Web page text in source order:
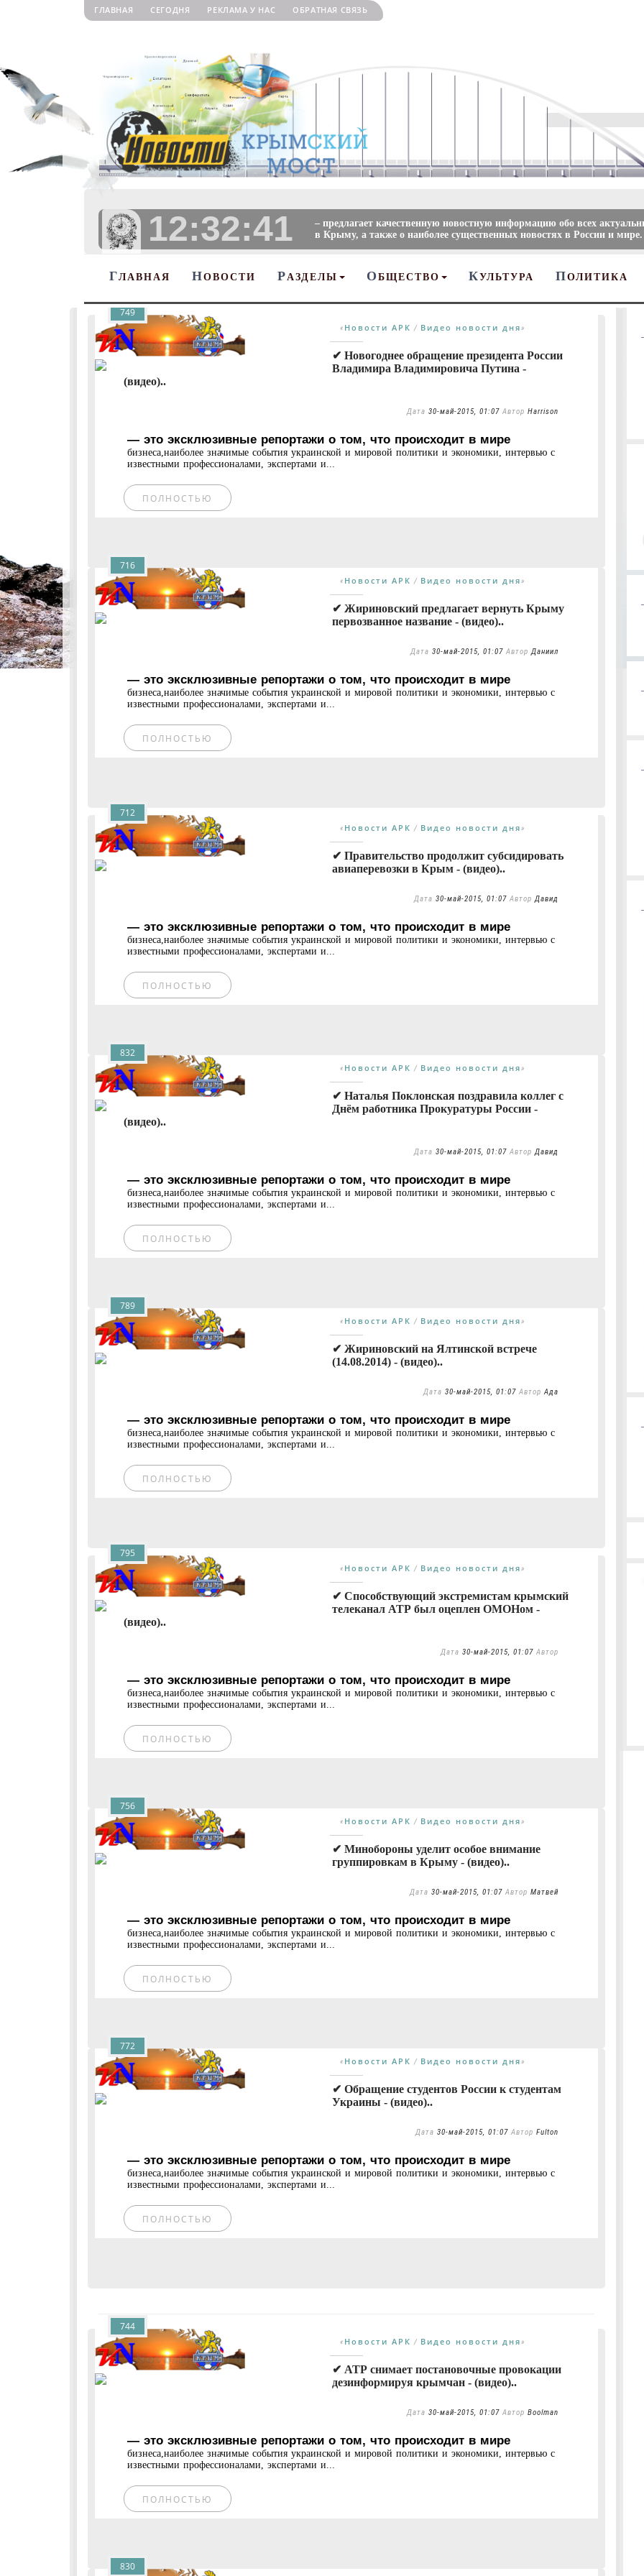
ГЛАВНАЯ СЕГОДНЯ РЕКЛАМА У НАС ОБРАТНАЯ СВЯЗЬ
12:32:42
– предлагает качественную новостную информацию обо всех
в Крыму, а также о наиболее существенных новостях в России и мире.
ГЛАВНАЯ НОВОСТИ Р АЗДЕЛЫ О БЩЕСТВО КУЛЬТУРА ПОЛИТИКА
« Новости АРК / Видео новости дня»
✔ Новогоднее обращение президента России
Владимира Владимировича Путина -
(видео)..
Дата 30-май-2015, 01:07 Автор Harrison
— это эксклюзивные репортажи о том, что происходит в мире
бизнеса,наиболее значимые события украинской и мировой политики и экономики, интервью с
известными профессионалами, экспертами и...
ПОЛНОСТЬЮ
749
« Новости АРК / Видео новости дня»
✔ Жириновский предлагает вернуть Крыму
первозванное название - (видео)..
Дата 30-май-2015, 01:07 АвторДаниил
— это эксклюзивные репортажи о том, что происходит в мире
бизнеса,наиболее значимые события украинской и мировой политики и экономики, интервью с
известными профессионалами, экспертами и...
ПОЛНОСТЬЮ
716
« Новости АРК / Видео новости дня»
✔ Правительство продолжит субсидировать
авиаперевозки в Крым - (видео)..
Дата 30-май-2015, 01:07 АвторДавид
— это эксклюзивные репортажи о том, что происходит в мире
бизнеса,наиболее значимые события украинской и мировой политики и экономики, интервью с
известными профессионалами, экспертами и...
ПОЛНОСТЬЮ
712
« Новости АРК / Видео новости дня»
✔ Наталья Поклонская поздравила коллег с
Днём работника Прокуратуры России -
(видео)..
Дата 30-май-2015, 01:07 АвторДавид
— это эксклюзивные репортажи о том, что происходит в мире
бизнеса,наиболее значимые события украинской и мировой политики и экономики, интервью с
известными профессионалами, экспертами и...
ПОЛНОСТЬЮ
832
« Новости АРК / Видео новости дня»
✔ Жириновский на Ялтинской встрече
(14.08.2014) - (видео)..
Дата 30-май-2015, 01:07 АвторАда
— это эксклюзивные репортажи о том, что происходит в мире
бизнеса,наиболее значимые события украинской и мировой политики и экономики, интервью с
известными профессионалами, экспертами и...
ПОЛНОСТЬЮ
789
« Новости АРК / Видео новости дня»
✔ Способствующий экстремистам крымский
телеканал АТР был оцеплен ОМОНом -
(видео)..
Дата 30-май-2015, 01:07 Автор
— это эксклюзивные репортажи о том, что происходит в мире
бизнеса,наиболее значимые события украинской и мировой политики и экономики, интервью с
известными профессионалами, экспертами и...
ПОЛНОСТЬЮ
795
« Новости АРК / Видео новости дня»
✔ Минобороны уделит особое внимание
группировкам в Крыму - (видео)..
Дата 30-май-2015, 01:07 Автор Матвей
— это эксклюзивные репортажи о том, что происходит в мире
бизнеса,наиболее значимые события украинской и мировой политики и экономики, интервью с
известными профессионалами, экспертами и...
ПОЛНОСТЬЮ
756
« Новости АРК / Видео новости дня»
✔ Обращение студентов России к студентам
Украины - (видео)..
Дата 30-май-2015, 01:07 Автор Fulton
— это эксклюзивные репортажи о том, что происходит в мире
бизнеса,наиболее значимые события украинской и мировой политики и экономики, интервью с
известными профессионалами, экспертами и...
ПОЛНОСТЬЮ
772
« Новости АРК / Видео новости дня»
✔ АТР снимает постановочные провокации
дезинформируя крымчан - (видео)..
Дата 30-май-2015, 01:07 Автор Boolman
— это эксклюзивные репортажи о том, что происходит в мире
бизнеса,наиболее значимые события украинской и мировой политики и экономики, интервью с
известными профессионалами, экспертами и...
ПОЛНОСТЬЮ
744
830